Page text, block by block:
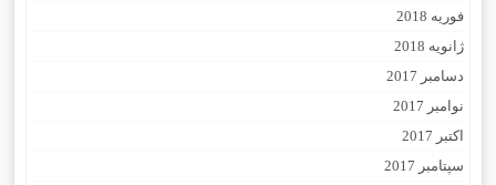
فوریه 2018
ژانویه 2018
دسامبر 2017
نوامبر 2017
اکتبر 2017
سپتامبر 2017